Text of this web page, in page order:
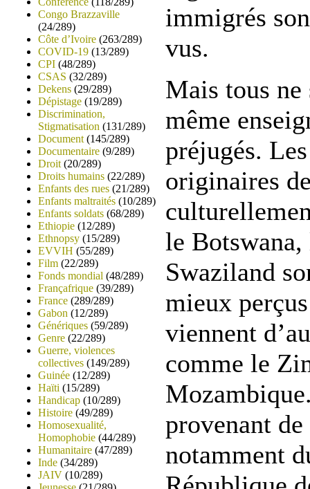
Congo Brazzaville
(24/289)
Côte d’Ivoire (263/289)
COVID-19 (13/289)
CPI (48/289)
CSAS (32/289)
Dekens (29/289)
Dépistage (19/289)
Discrimination,
Stigmatisation (131/289)
Document (145/289)
Documentaire (9/289)
Droit (20/289)
Droits humains (22/289)
Enfants des rues (21/289)
Enfants maltraités (10/289)
Enfants soldats (68/289)
Ethiopie (12/289)
Ethnopsy (15/289)
EVVIH (55/289)
Film (22/289)
Fonds mondial (48/289)
Françafrique (39/289)
France (289/289)
Gabon (12/289)
Génériques (59/289)
Genre (22/289)
Guerre, violences
collectives (149/289)
Guinée (12/289)
Haïti (15/289)
Handicap (10/289)
Histoire (49/289)
Homosexualité,
Homophobie (44/289)
Humanitaire (47/289)
Inde (34/289)
JAIV (10/289)
immigrés
vus.
Mais tous ne
même
préjugés.
originaires
le
Swaziland
mieux
viennent
comme le
provenant
notamment